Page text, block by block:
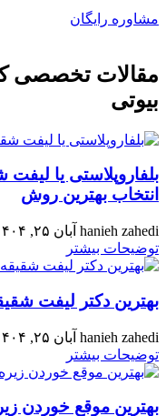
مشاوره رایگان
مقالات تخصصی
بیوتی
بلفاروپلاستی یا
انتخاب بهترین روش
hanieh zahedi آبان ۲۵, ۱۴۰۴
توضیحات بیشتر
بهترین دکتر لیفت
hanieh zahedi آبان ۲۵, ۱۴۰۴
توضیحات بیشتر
بهترین موقع خوردن